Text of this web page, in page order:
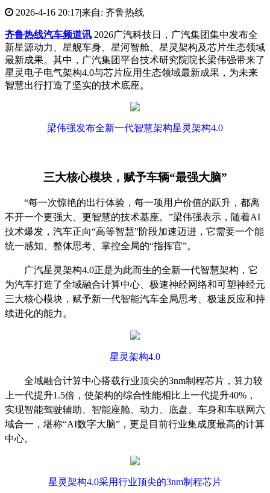
2026-4-16 20:17|来自: 齐鲁热线
齐鲁热线汽车频道讯 2026广汽科技日，广汽集团集中发布全
新星源动力、星舰车身、星河智舱、星灵架构及芯片生态领域
最新成果。其中，广汽集团平台技术研究院院长梁伟强带来了
星灵电子电气架构4.0与芯片应用生态领域最新成果，为未来
智慧出行打造了坚实的技术底座。
梁伟强发布全新一代智慧架构星灵架构4.0
三大核心模块，赋予车辆“最强大脑”
“每一次惊艳的出行体验，每一项用户价值的跃升，都离
不开一个更强大、更智慧的技术基座。”梁伟强表示，随着AI
技术爆发，汽车正向“高等智慧”阶段加速迈进，它需要一个能
统一感知、整体思考、掌控全局的“指挥官”。
广汽星灵架构4.0正是为此而生的全新一代智慧架构，它
为汽车打造了全域融合计算中心、极速神经网络和可塑神经元
三大核心模块，赋予新一代智能汽车全局思考、极速反应和持
续进化的能力。
星灵架构4.0
全域融合计算中心搭载行业顶尖的3nm制程芯片，算力较
上一代提升1.5倍，使架构的综合性能相比上一代提升40% ，
实现智能驾驶辅助、智能座舱、动力、底盘、车身和车联网六
域合一，堪称“AI数字大脑”，更是目前行业集成度最高的计算
中心。
星灵架构4.0采用行业顶尖的3nm制程芯片